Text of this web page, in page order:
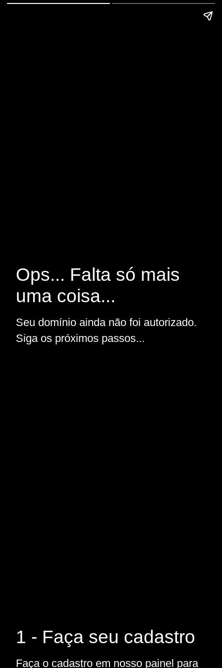
Ops... Falta só mais
uma coisa...
Seu domínio ainda não foi autorizado.
Siga os próximos passos...
1 - Faça seu cadastro
Faça o cadastro em nosso painel para